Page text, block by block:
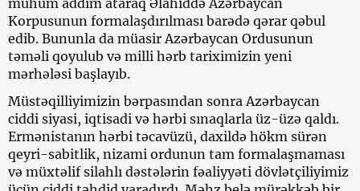
mühüm addım ataraq Əlahiddə Azərbaycan
Korpusunun formalaşdırılması barədə qərar qəbul
edib. Bununla da müasir Azərbaycan Ordusunun
təməli qoyulub və milli hərb tariximizin yeni
mərhələsi başlayıb.
Müstəqilliyimizin bərpasından sonra Azərbaycan
ciddi siyasi, iqtisadi və hərbi sınaqlarla üz-üzə qaldı.
Ermənistanın hərbi təcavüzü, daxildə hökm sürən
qeyri-sabitlik, nizami ordunun tam formalaşmaması
və müxtəlif silahlı dəstələrin fəaliyyəti dövlətçiliyimiz